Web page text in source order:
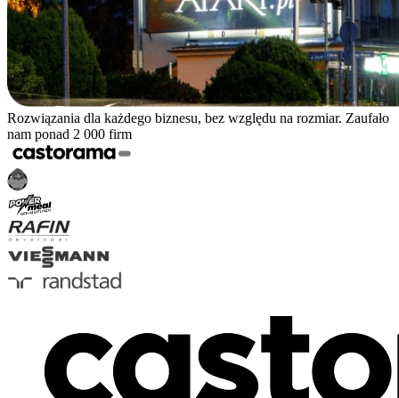
Rozwiązania dla każdego biznesu, bez względu na rozmiar. Zaufało
nam ponad 2 000 firm